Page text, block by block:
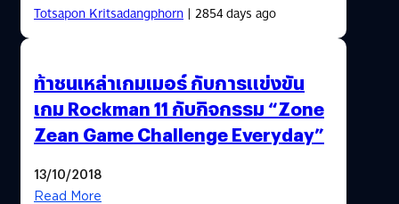
Totsapon Kritsadangphorn| 2854 days ago
ท้าชนเหล่าเกมเมอร์ กับการแข่งขัน
เกม Rockman 11 กับกิจกรรม “Zone
Zean Game Challenge Everyday”
13/10/2018
Read More